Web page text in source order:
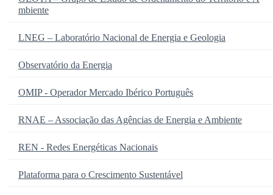
mbiente
LNEG – Laboratório Nacional de Energia e Geologia
Observatório da Energia
OMIP - Operador Mercado Ibérico Português
RNAE – Associação das Agências de Energia e Ambiente
REN - Redes Energéticas Nacionais
Plataforma para o Crescimento Sustentável